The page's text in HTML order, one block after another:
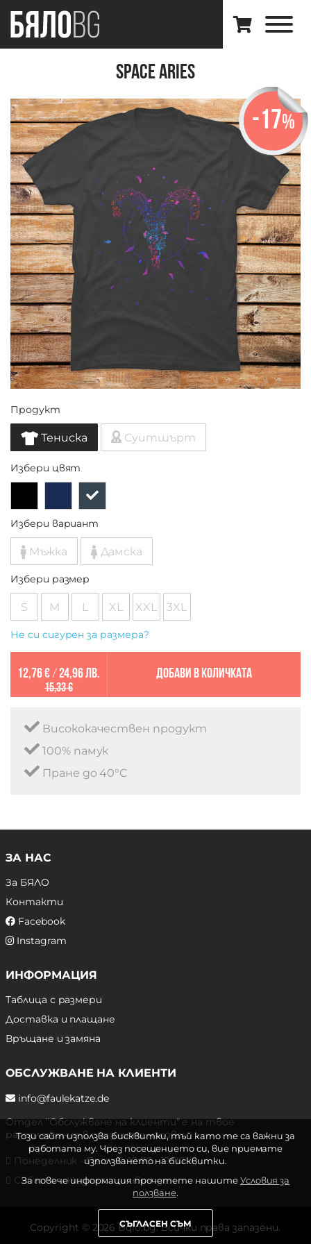
Space Aries
-17%
Продукт
Тениска Суитшърт
Избери цвят
Избери вариант
Мъжка Дамска
Избери размер
S M L XL XXL 3XL
Не си сигурен за размера?
12,76 €/ 24,96 лв.
15,33 €
Добави в количката
Висококачествен продукт
100% памук
Пране до 40°C
ЗА НАС
За БЯЛО
Контакти
Facebook
Instagram
ИНФОРМАЦИЯ
Таблица с размери
Доставка и плащане
Връщане и замяна
ОБСЛУЖВАНЕ НА КЛИЕНТИ
info@faulekatze.de
Отдел "Обслужване на клиенти" е на твое
разположение в следните часове:
Понеделник - Петък: 10:00 - 19:00 ч.
Събота и Неделя: почивен ден
Copyright © 2026 Bqlo.bg. Всички права запазени.
Този сайт използва бисквитки, тъй като те са важни за
работата му. Чрез посещението си, вие приемате
използването на бисквитки.
За повече информация прочетете нашитеУсловия за
ползване.
СЪГЛАСЕН СЪМ